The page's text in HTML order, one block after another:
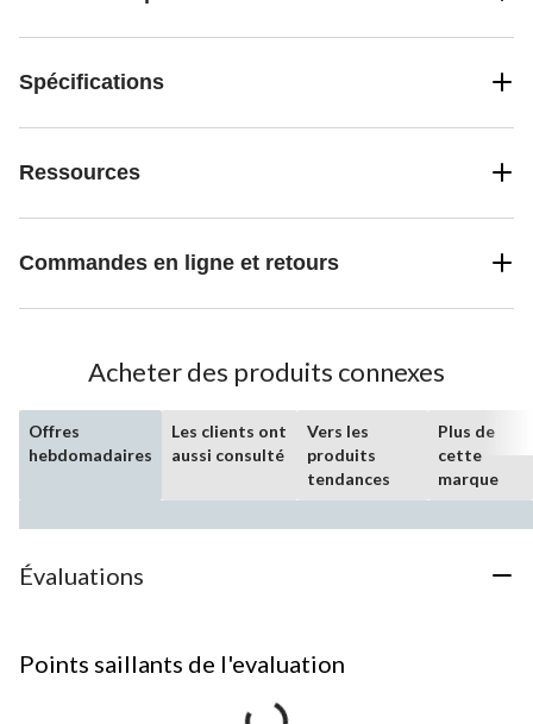
Spécifications
Ressources
Commandes en ligne et retours
Acheter des produits connexes
Offres
hebdomadaires
Les clients ont
aussi consulté
Vers les
produits
tendances
Plus de
cette
marque
Évaluations
Points saillants de l'evaluation